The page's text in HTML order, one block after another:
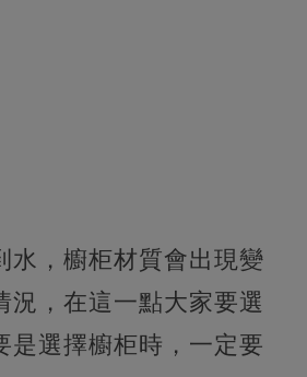
水，櫥柜材質會出現變
況，在這一點大家要選
是選擇櫥柜時，一定要